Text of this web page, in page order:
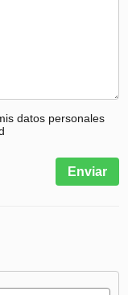
datos personales
Enviar